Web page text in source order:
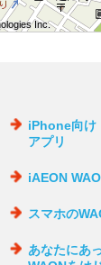
Inc.
Inc.
Inc.
Inc.
Inc.
Inc.
Inc.
Inc.
Inc.